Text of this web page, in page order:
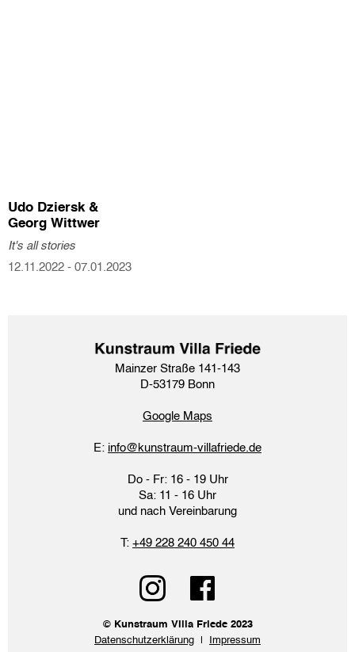
Udo Dziersk &
Georg Wittwer
It's all stories
12.11.2022 - 07.01.2023
Mainzer Straße 141-143
D-53179 Bonn
Google Maps​
E: info@kunstraum-villafriede.de
Do - Fr: 16 - 19 Uhr
Sa: 11 - 16 Uhr
und nach Vereinbarung
T: +49 228 240 450 44
© Kunstraum Villa Friede 2023
Datenschutzerklärung
Impressum